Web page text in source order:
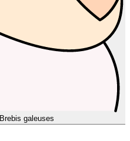
Brebis galeuses